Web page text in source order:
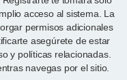
acceso al sistema. La
permisos adicionales
asegúrete de estar
y políticas relacionadas.
navegas por el sitio.